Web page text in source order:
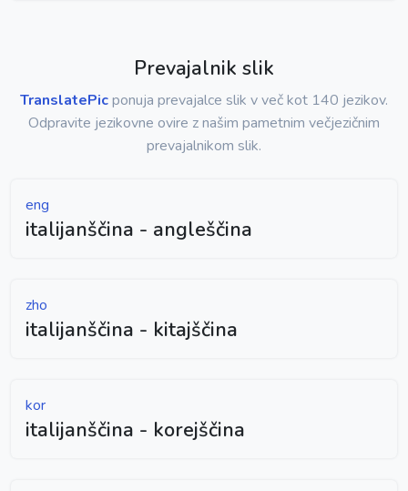
Prevajalnik slik
TranslatePicponuja prevajalce slik v več kot 140 jezikov.
Odpravite jezikovne ovire z našim pametnim večjezičnim
prevajalnikom slik.
eng
italijanščina - angleščina
zho
italijanščina - kitajščina
kor
italijanščina - korejščina